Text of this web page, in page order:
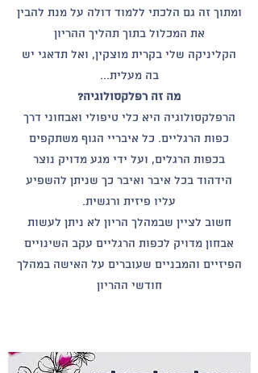
ומתוך זה גם הלכתי ללמוד דולה על מנת להבין
את המכלול בתוך תהליך ההריון
הקליניקה שלי בקרית מוצקין, ואל תדאגי יש
בה מעלית...
מה זה רפלקסולוגיה?
הרפלקסולוגיה היא כלי טיפולי ואבחוני דרך
כפות הרגליים. כל איבריי הגוף משתקפים
בכפות הרגלים, ועל ידי מגע מדויק נוצר
הידהוד בכל איבר ואיבר כך שניתן להשפיע
עליו פיזית ורגשית.
חשוב לציין שבמהלך הריון לא ניתן לעשות
אבחון מדויק לכפות הרגליים עקב השינויים
הפיזיים והמבניים שעוברים על האישה במהלך
חודשי ההריון